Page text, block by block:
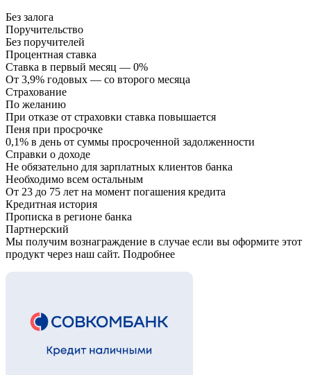
Без залога
Поручительство
Без поручителей
Процентная ставка
Ставка в первый месяц — 0%
От 3,9% годовых — со второго месяца
Страхование
По желанию
При отказе от страховки ставка повышается
Пеня при просрочке
0,1% в день от суммы просроченной задолженности
Справки о доходе
Не обязательно для зарплатных клиентов банка
Необходимо всем остальным
От 23 до 75 лет на момент погашения кредита
Кредитная история
Прописка в регионе банка
Партнерский
Мы получим вознаграждение в случае если вы оформите этот
продукт через наш сайт. Подробнее